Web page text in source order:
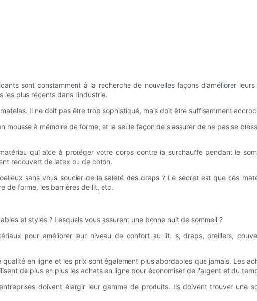
sont constamment à la recherche de nouvelles façons d'améliorer
les plus récents dans l'industrie.
Il ne doit pas être trop sophistiqué, mais doit être suffisamment
mousse à mémoire de forme, et la seule façon de s'assurer de ne pas se
qui aide à protéger votre corps contre la surchauffe pendant le
recouvert de latex ou de coton.
sans vous soucier de la saleté des draps ? Le secret est que ces
de forme, les barrières de lit, etc.
et stylés ? Lesquels vous assurent une bonne nuit de sommeil ?
pour améliorer leur niveau de confort au lit. s, draps, oreillers,
en ligne et les prix sont également plus abordables que jamais. Les
de plus en plus les achats en ligne pour économiser de l'argent et du
doivent élargir leur gamme de produits. Ils doivent trouver une